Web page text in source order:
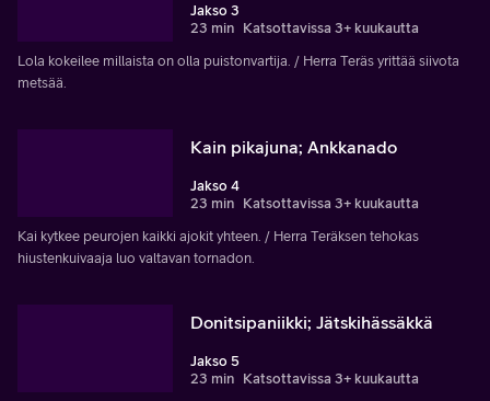
Jakso 3
23 min Katsottavissa 3+ kuukautta
Lola kokeilee millaista on olla puistonvartija. / Herra Teräs yrittää siivota
metsää.
Kain pikajuna; Ankkanado
Jakso 4
23 min Katsottavissa 3+ kuukautta
Kai kytkee peurojen kaikki ajokit yhteen. / Herra Teräksen tehokas
hiustenkuivaaja luo valtavan tornadon.
Donitsipaniikki; Jätskihässäkkä
Jakso 5
23 min Katsottavissa 3+ kuukautta